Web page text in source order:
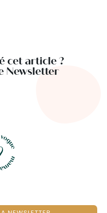
cet article ?
Newsletter